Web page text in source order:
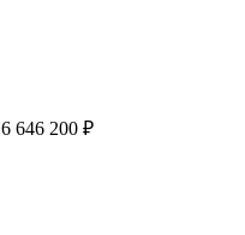
6 646 200 ₽